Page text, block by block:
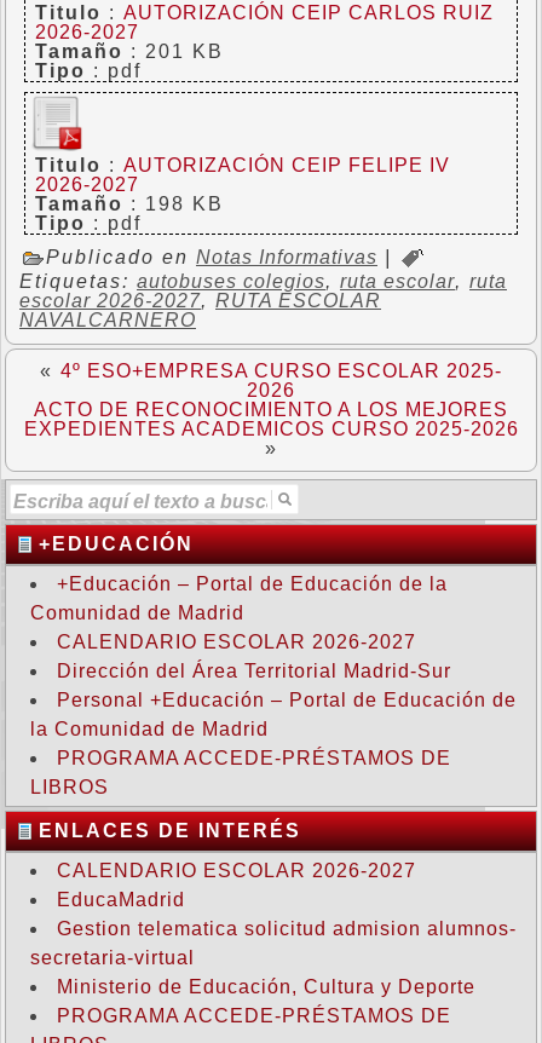
Titulo :AUTORIZACIÓN CEIP CARLOS RUIZ
2026-2027
Tamaño : 201 KB
Tipo : pdf
Titulo :AUTORIZACIÓN CEIP FELIPE IV
2026-2027
Tamaño : 198 KB
Tipo : pdf
Publicado en Notas Informativas
Etiquetas: autobuses colegios, ruta escolar, ruta
escolar 2026-2027, RUTA ESCOLAR
NAVALCARNERO
« 4º ESO+EMPRESA CURSO ESCOLAR 2025-
2026
ACTO DE RECONOCIMIENTO A LOS MEJORES
EXPEDIENTES ACADEMICOS CURSO 2025-2026
»
+EDUCACIÓN
+Educación – Portal de Educación de la
Comunidad de Madrid
CALENDARIO ESCOLAR 2026-2027
Dirección del Área Territorial Madrid-Sur
Personal +Educación – Portal de Educación de
la Comunidad de Madrid
PROGRAMA ACCEDE-PRÉSTAMOS DE
LIBROS
ENLACES DE INTERÉS
CALENDARIO ESCOLAR 2026-2027
EducaMadrid
Gestion telematica solicitud admision alumnos-
secretaria-virtual
Ministerio de Educación, Cultura y Deporte
PROGRAMA ACCEDE-PRÉSTAMOS DE